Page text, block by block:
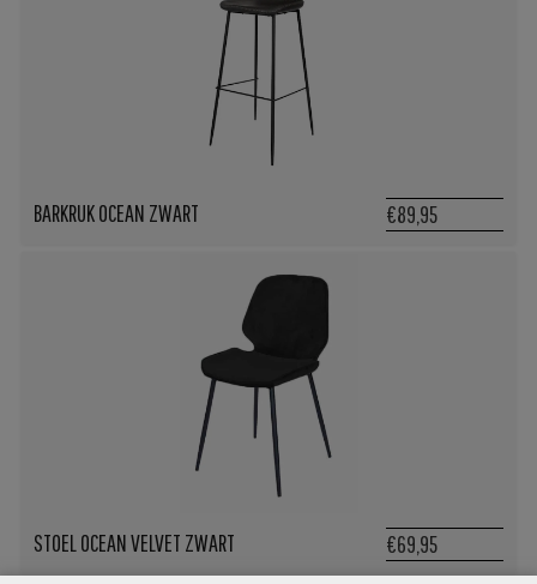
BARKRUK OCEAN ZWART €89,95
STOEL OCEAN VELVET ZWART €69,95